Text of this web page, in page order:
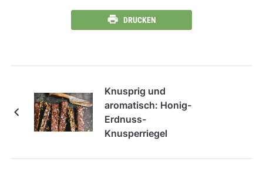
DRUCKEN
Knusprig und
aromatisch: Honig-
Erdnuss-
Knusperriegel